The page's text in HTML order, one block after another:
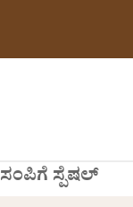
ಸಂಪಿಗೆ ಸ್ಪೆಷಲ್